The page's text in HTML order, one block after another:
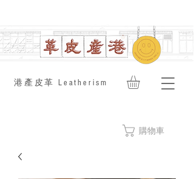
​港產皮革 Leatherism
購物車